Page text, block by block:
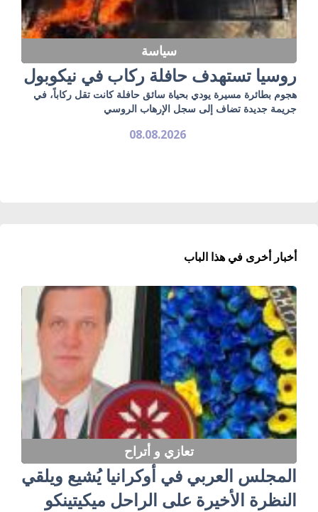
سياسة
روسيا تستهدف حافلة ركاب في نيكوبول
هجوم بطائرة مسيرة يودي بحياة سائق حافلة كانت تقل ركاباً، في
جريمة جديدة تضاف إلى سجل الإرهاب الروسي
08.08.2026
أخبار أخرى في هذا الباب
تعازي و أتراح
‏المجلس العربي في أوكرانيا يُشيع ويلقي
النظرة الأخيرة على الراحل ميكيتينكو